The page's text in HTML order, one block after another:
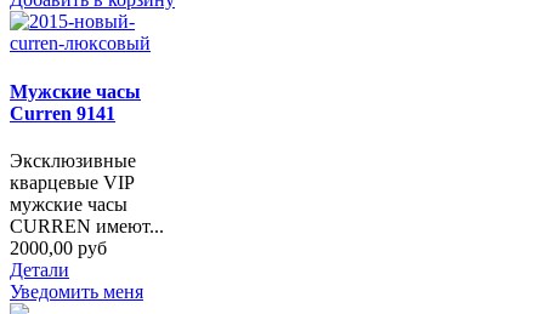
Мужские часы
Curren 9141
Эксклюзивные
кварцевые VIP
мужские часы
CURREN имеют...
2000,00 руб
Детали
Уведомить меня